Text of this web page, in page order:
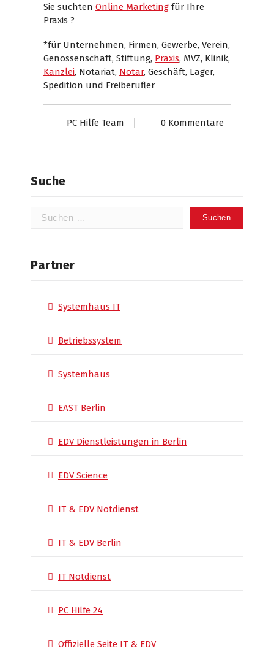
Sie suchten Online Marketing für Ihre
Praxis ?
*für Unternehmen, Firmen, Gewerbe, Verein,
Genossenschaft, Stiftung, Praxis, MVZ, Klinik,
Kanzlei, Notariat, Notar, Geschäft, Lager,
Spedition und Freiberufler
PC Hilfe Team 0 Kommentare
Suche
Suchen
Partner
Systemhaus IT
Betriebssystem
Systemhaus
EAST Berlin
EDV Dienstleistungen in Berlin
EDV Science
IT & EDV Notdienst
IT & EDV Berlin
IT Notdienst
PC Hilfe 24
Offizielle Seite IT & EDV